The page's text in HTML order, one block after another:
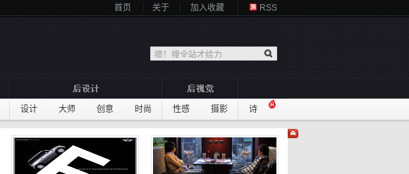
首页 关于 加入收藏 RSS
设计 大师 创意 时尚 性感 摄影 诗